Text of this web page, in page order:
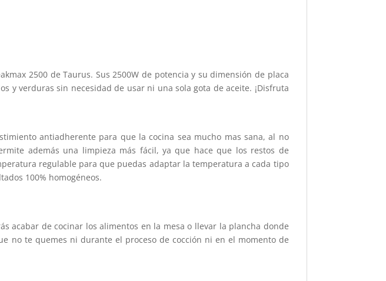
2500 de Taurus. Sus 2500W de potencia y su dimensión de placa
y verduras sin necesidad de usar ni una sola gota de aceite. ¡Disfruta
antiadherente para que la cocina sea mucho mas sana, al no
además una limpieza más fácil, ya que hace que los restos de
regulable para que puedas adaptar la temperatura a cada tipo
100% homogéneos.
acabar de cocinar los alimentos en la mesa o llevar la plancha donde
no te quemes ni durante el proceso de cocción ni en el momento de